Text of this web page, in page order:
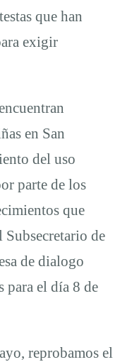
que han
exigir
en San
del uso
parte de los
que
de
de dialogo
para el día 8 de
reprobamos el